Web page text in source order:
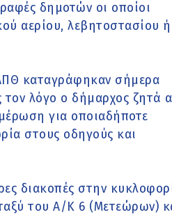
δημοτών οι οποίοι
αερίου, λεβητοστασίου ή
καταγράφηκαν σήμερα
τον λόγο ο δήμαρχος ζητά
για οποιαδήποτε
στους οδηγούς και
διακοπές στην
του Α/Κ 6 (Μετεώρων)